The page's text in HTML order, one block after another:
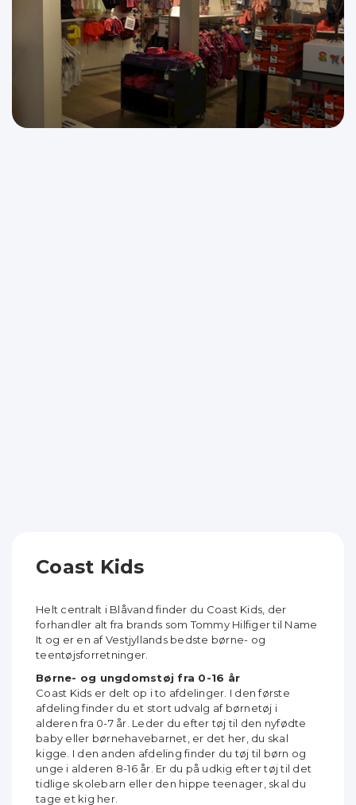
Coast Kids
Helt centralt i Blåvand finder du Coast Kids, der
forhandler alt fra brands som Tommy Hilfiger til Name
It og er en af Vestjyllands bedste børne- og
teentøjsforretninger.
Børne- og ungdomstøj fra 0-16 år
Coast Kids er delt op i to afdelinger. I den første
afdeling finder du et stort udvalg af børnetøj i
alderen fra 0-7 år. Leder du efter tøj til den nyfødte
baby eller børnehavebarnet, er det her, du skal
kigge. I den anden afdeling finder du tøj til børn og
unge i alderen 8-16 år. Er du på udkig efter tøj til det
tidlige skolebarn eller den hippe teenager, skal du
tage et kig her.